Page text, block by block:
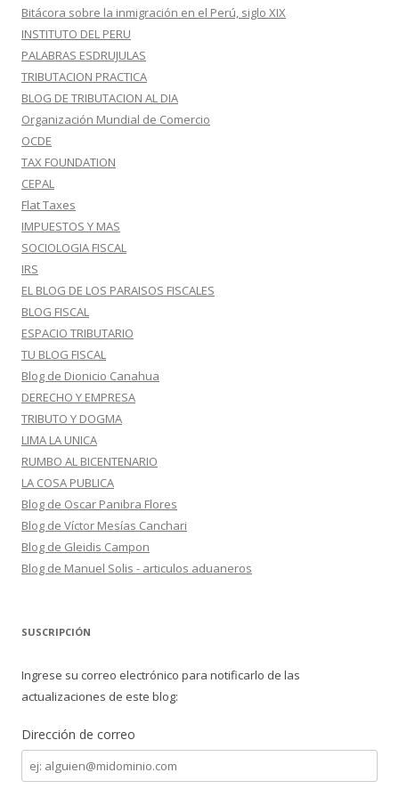
Bitácora sobre la inmigración en el Perú, siglo XIX
INSTITUTO DEL PERU
PALABRAS ESDRUJULAS
TRIBUTACION PRACTICA
BLOG DE TRIBUTACION AL DIA
Organización Mundial de Comercio
OCDE
TAX FOUNDATION
CEPAL
Flat Taxes
IMPUESTOS Y MAS
SOCIOLOGIA FISCAL
IRS
EL BLOG DE LOS PARAISOS FISCALES
BLOG FISCAL
ESPACIO TRIBUTARIO
TU BLOG FISCAL
Blog de Dionicio Canahua
DERECHO Y EMPRESA
TRIBUTO Y DOGMA
LIMA LA UNICA
RUMBO AL BICENTENARIO
LA COSA PUBLICA
Blog de Oscar Panibra Flores
Blog de Víctor Mesías Canchari
Blog de Gleidis Campon
Blog de Manuel Solis - articulos aduaneros
SUSCRIPCIÓN
Ingrese su correo electrónico para notificarlo de las
actualizaciones de este blog:
Dirección de correo
Dirección
de
correo